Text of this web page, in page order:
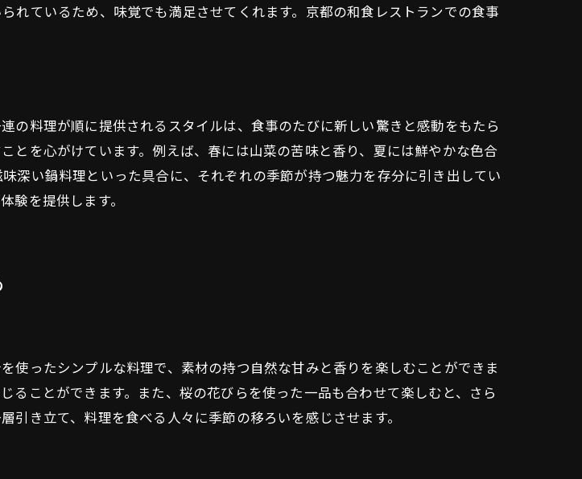
和食の魅力
たっぷりの和食
の特別メニュー
で和らげる
味の魅力
伝統的な料理
秋の深まり
都の和食の美しさ
れているため、味覚でも満足させてくれます。京都の和食レストランでの食事
の料理が順に提供されるスタイルは、食事のたびに新しい驚きと感動をもたら
とを心がけています。例えば、春には山菜の苦味と香り、夏には鮮やかな色合
深い鍋料理といった具合に、それぞれの季節が持つ魅力を存分に引き出してい
験を提供します。
使ったシンプルな料理で、素材の持つ自然な甘みと香りを楽しむことができま
ことができます。また、桜の花びらを使った一品も合わせて楽しむと、さら
き立て、料理を食べる人々に季節の移ろいを感じさせます。